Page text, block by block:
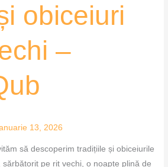
obiceiuri
–
13, 2026
să descoperim tradițiile și obiceiurile
pe rit vechi, o noapte plină de